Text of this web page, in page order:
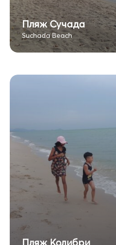
Пляж Сучада
Suchada Beach
Пляж Колибри